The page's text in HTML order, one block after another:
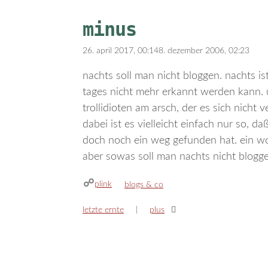
minus
26. april 2017, 00:148. dezember 2006, 02:23
nachts soll man nicht bloggen. nachts
tages nicht mehr erkannt werden
trollidioten am arsch, der es sich nicht
dabei ist es vielleicht einfach nur so,
doch noch ein weg gefunden hat. ein
aber sowas soll man nachts nicht
plink kategorien
blogs & co
letzte ernte plus